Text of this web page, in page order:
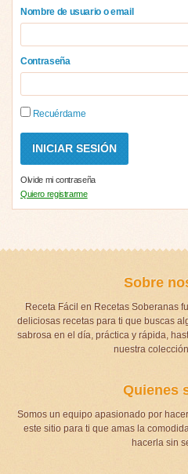
Nombre de usuario o email
Contraseña
Recuérdame
Olvide mi contraseña
Quiero registrarme
Sobre
Receta Fácil en Recetas Soberanas
deliciosas recetas para ti que buscas
sabrosa en el día, práctica y rápida,
nuestra
Quienes
Somos un equipo apasionado por
este sitio para ti que amas la
hacerla sin